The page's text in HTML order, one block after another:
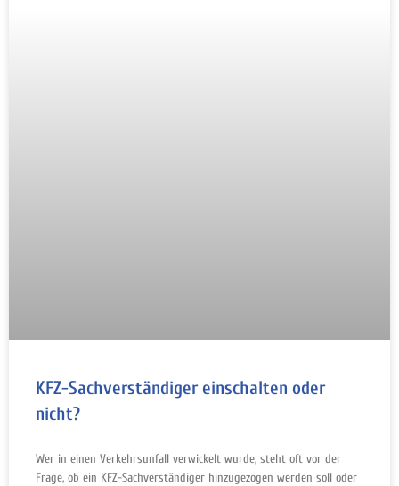
KFZ-Sachverständiger einschalten oder
nicht?
Wer in einen Verkehrsunfall verwickelt wurde, steht oft vor der
Frage, ob ein KFZ-Sachverständiger hinzugezogen werden soll oder